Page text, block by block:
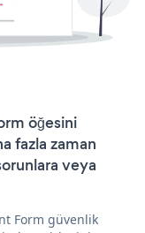
öğesini
fazla zaman
veya
Form güvenlik